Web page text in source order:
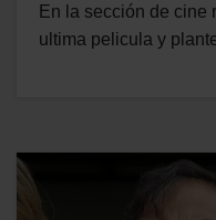
En la sección de cine
ultima pelicula y